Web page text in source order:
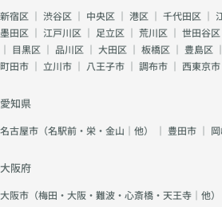
新宿区 ｜ 渋谷区 ｜ 中央区 ｜ 港区 ｜ 千代田区 ｜
墨田区 ｜ 江戸川区 ｜ 足立区 ｜ 荒川区 ｜ 世田谷区
｜ 目黒区 ｜ 品川区 ｜ 大田区 ｜ 板橋区 ｜ 豊島区 ｜
町田市 ｜ 立川市 ｜ 八王子市 ｜ 調布市 ｜ 西東京市
愛知県
名古屋市（名駅前・栄・金山｜他） ｜ 豊田市 ｜
大阪府
大阪市（梅田・大阪・難波・心斎橋・天王寺｜他）